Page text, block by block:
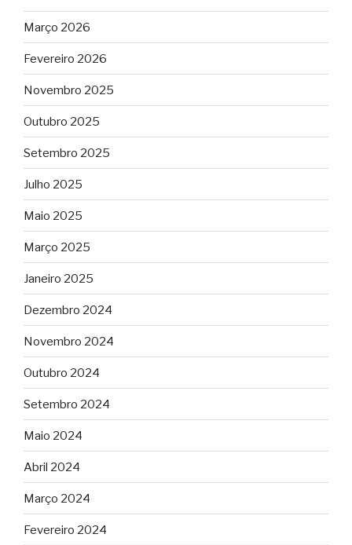
Março 2026
Fevereiro 2026
Novembro 2025
Outubro 2025
Setembro 2025
Julho 2025
Maio 2025
Março 2025
Janeiro 2025
Dezembro 2024
Novembro 2024
Outubro 2024
Setembro 2024
Maio 2024
Abril 2024
Março 2024
Fevereiro 2024